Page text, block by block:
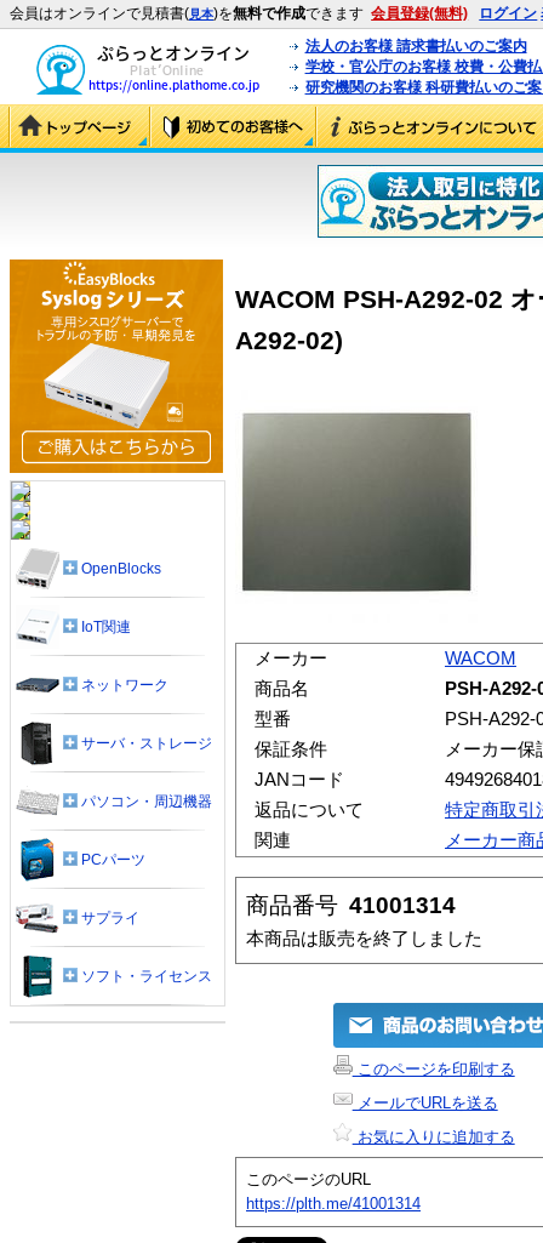
会員はオンラインで見積書(見本)を無料で作成できます 会員登録(無料) ログイン
法人のお客様 請求書払いのご案内
学校・官公庁のお客様 校費・公費
研究機関のお客様 科研費払いのご
WACOM PSH-A292-02
A292-02)
メーカー
WACOM
商品名
PSH-
型番
PSH-A292-
保証条件
メーカー保
JANコード
返品について
特定商取引
関連
メーカー商
商品番号 41001314
本商品は販売を終了しました
このページを印刷する
メールでURLを送る
お気に入りに追加する
このページのURL
https://plth.me/41001314
OpenBlocks
IoT関連
ネットワーク
サーバ・ストレージ
パソコン・周辺機器
PCパーツ
サプライ
ソフト・ライセンス